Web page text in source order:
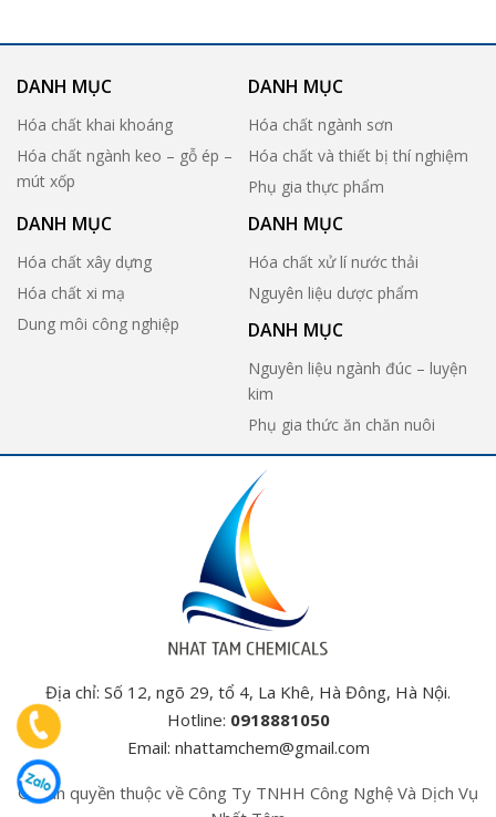
DANH MỤC
Hóa chất khai khoáng
Hóa chất ngành keo – gỗ ép –
mút xốp
DANH MỤC
Hóa chất ngành sơn
Hóa chất và thiết bị thí nghiệm
Phụ gia thực phẩm
DANH MỤC
Hóa chất xây dựng
Hóa chất xi mạ
Dung môi công nghiệp
DANH MỤC
Hóa chất xử lí nước thải
Nguyên liệu dược phẩm
DANH MỤC
Nguyên liệu ngành đúc – luyện
kim
Phụ gia thức ăn chăn nuôi
Địa chỉ: Số 12, ngõ 29, tổ 4, La Khê, Hà Đông, Hà Nội.
Hotline: 0918881050
Email: nhattamchem@gmail.com
© Bản quyền thuộc về Công Ty TNHH Công Nghệ Và Dịch Vụ